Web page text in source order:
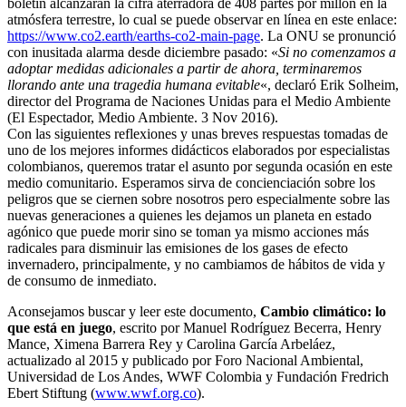
atmósfera terrestre, lo cual se puede observar en línea en este enlace:
https://www.co2.earth/earths-co2-main-page. La ONU se pronunció
con inusitada alarma desde diciembre pasado: «Si no comenzamos a
adoptar medidas adicionales a partir de ahora, terminaremos
llorando ante una tragedia humana evitable«, declaró Erik Solheim,
director del Programa de Naciones Unidas para el Medio Ambiente
(El Espectador, Medio Ambiente. 3 Nov 2016).
Con las siguientes reflexiones y unas breves respuestas tomadas de
uno de los mejores informes didácticos elaborados por especialistas
colombianos, queremos tratar el asunto por segunda ocasión en este
medio comunitario. Esperamos sirva de concienciación sobre los
peligros que se ciernen sobre nosotros pero especialmente sobre las
nuevas generaciones a quienes les dejamos un planeta en estado
agónico que puede morir sino se toman ya mismo acciones más
radicales para disminuir las emisiones de los gases de efecto
invernadero, principalmente, y no cambiamos de hábitos de vida y
de consumo de inmediato.
Aconsejamos buscar y leer este documento, Cambio climático: lo
que está en juego, escrito por Manuel Rodríguez Becerra, Henry
Mance, Ximena Barrera Rey y Carolina García Arbeláez,
actualizado al 2015 y publicado por Foro Nacional Ambiental,
Universidad de Los Andes, WWF Colombia y Fundación Fredrich
Ebert Stiftung (www.wwf.org.co).